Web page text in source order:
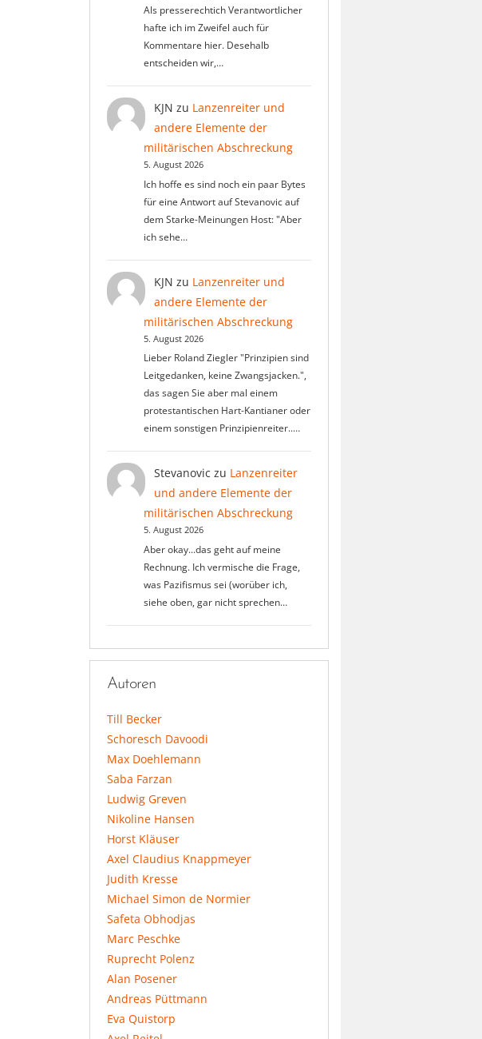
Als presserechtich Verantwortlicher
hafte ich im Zweifel auch für
Kommentare hier. Desehalb
entscheiden wir,…
KJN zu Lanzenreiter und
andere Elemente der
militärischen Abschreckung
5. August 2026
Ich hoffe es sind noch ein paar Bytes
für eine Antwort auf Stevanovic auf
dem Starke-Meinungen Host: "Aber
ich sehe…
KJN zu Lanzenreiter und
andere Elemente der
militärischen Abschreckung
5. August 2026
Lieber Roland Ziegler "Prinzipien sind
Leitgedanken, keine Zwangsjacken.",
das sagen Sie aber mal einem
protestantischen Hart-Kantianer oder
einem sonstigen Prinzipienreiter..…
Stevanovic zu Lanzenreiter
und andere Elemente der
militärischen Abschreckung
5. August 2026
Aber okay...das geht auf meine
Rechnung. Ich vermische die Frage,
was Pazifismus sei (worüber ich,
siehe oben, gar nicht sprechen…
Autoren
Till Becker
Schoresch Davoodi
Max Doehlemann
Saba Farzan
Ludwig Greven
Nikoline Hansen
Horst Kläuser
Axel Claudius Knappmeyer
Judith Kresse
Michael Simon de Normier
Safeta Obhodjas
Marc Peschke
Ruprecht Polenz
Alan Posener
Andreas Püttmann
Eva Quistorp